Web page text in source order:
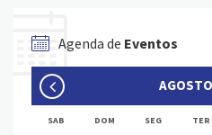
Agenda de Eventos
SAB DOM SEG TER